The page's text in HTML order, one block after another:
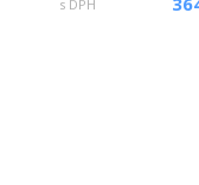
s DPH